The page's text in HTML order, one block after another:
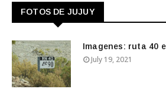
FOTOS DE JUJUY
Imagenes: ruta 40
July 19, 2021